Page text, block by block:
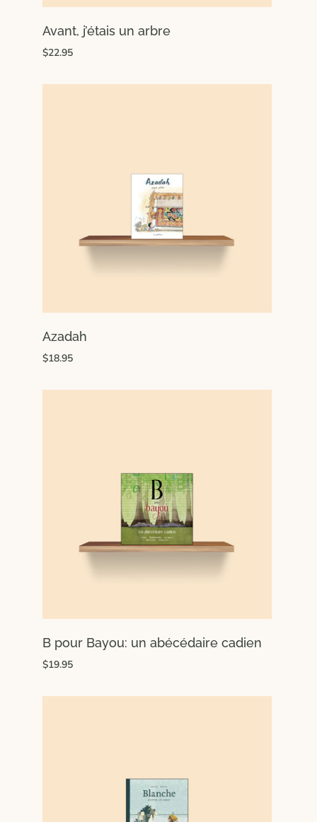
Avant, j’étais un arbre
$22.95
Azadah
$18.95
B pour Bayou: un abécédaire cadien
$19.95